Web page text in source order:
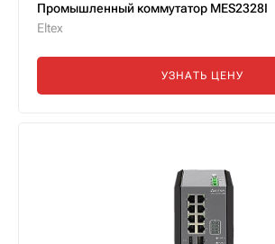
Промышленный коммутатор MES2328I
Eltex
УЗНАТЬ ЦЕНУ